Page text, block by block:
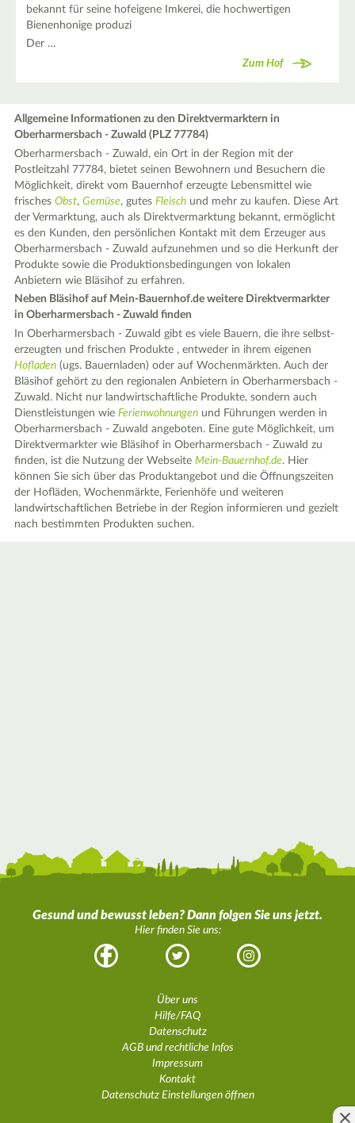
bekannt für seine hofeigene Imkerei, die hochwertigen
Bienenhonige produzi
Der …
Zum Hof
Allgemeine Informationen zu den Direktvermarktern in
Oberharmersbach - Zuwald (PLZ 77784)
Oberharmersbach - Zuwald, ein Ort in der Region mit der
Postleitzahl 77784, bietet seinen Bewohnern und Besuchern die
Möglichkeit, direkt vom Bauernhof erzeugte Lebensmittel wie
frischesObst,Gemüse, gutesFleisch und mehr zu kaufen. Diese Art
der Vermarktung, auch als Direktvermarktung bekannt, ermöglicht
es den Kunden, den persönlichen Kontakt mit dem Erzeuger aus
Oberharmersbach - Zuwald aufzunehmen und so die Herkunft der
Produkte sowie die Produktionsbedingungen von lokalen
Anbietern wie Bläsihof zu erfahren.
Neben Bläsihof auf Mein-Bauernhof.de weitere Direktvermarkter
in Oberharmersbach - Zuwald finden
In Oberharmersbach - Zuwald gibt es viele Bauern, die ihre selbst-
erzeugten und frischen Produkte , entweder in ihrem eigenen
Hofladen (ugs. Bauernladen) oder auf Wochenmärkten. Auch der
Bläsihof gehört zu den regionalen Anbietern in Oberharmersbach -
Zuwald. Nicht nur landwirtschaftliche Produkte, sondern auch
Dienstleistungen wieFerienwohnungen und Führungen werden in
Oberharmersbach - Zuwald angeboten. Eine gute Möglichkeit, um
Direktvermarkter wie Bläsihof in Oberharmersbach - Zuwald zu
finden, ist die Nutzung der WebseiteMein-Bauernhof.de. Hier
können Sie sich über das Produktangebot und die Öffnungszeiten
der Hofläden, Wochenmärkte, Ferienhöfe und weiteren
landwirtschaftlichen Betriebe in der Region informieren und gezielt
nach bestimmten Produkten suchen.
Gesund und bewusst leben? Dann folgen Sie uns jetzt.
Hier finden Sie uns:
Facebook Twitter Instagram
Über uns
Hilfe/FAQ
Datenschutz
AGB und rechtliche Infos
Impressum
Kontakt
Datenschutz Einstellungen öffnen